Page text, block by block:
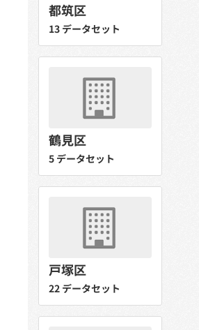
都筑区
13 データセット
鶴見区
5 データセット
戸塚区
22 データセット